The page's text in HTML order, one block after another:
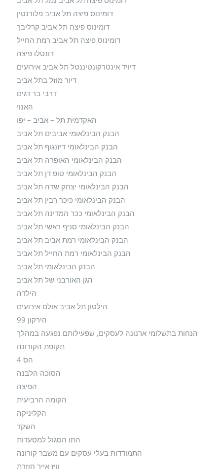
דומינוס פיצה תל אביב פלורנטין
דומינוס פיצה תל אביב קרליבך
דומינוס פיצה תל אביב רמת החייל
דונטלו פיצה
דיויד אינטרקונטיננטל תל אביב אירועים
דיור מוזל בתל אביב
דרבי בר דגים
האנוי
האקדמית תל – אביב – יפו
הבנק הבינלאומי אביבים תל אביב
הבנק הבינלאומי דיזנגוף תל אביב
הבנק הבינלאומי האופרה תל אביב
הבנק הבינלאומי טופ דן תל אביב
הבנק הבינלאומי יצחק שדה תל אביב
הבנק הבינלאומי כיכר רבין תל אביב
הבנק הבינלאומי ככר המדינה תל אביב
הבנק הבינלאומי סניף ראשי תל אביב
הבנק הבינלאומי רמת אביב תל אביב
הבנק הבינלאומי רמת החייל תל אביב
הבנק הבינלאומי תל אביב
הגן האורבני של תל אביב
הילדה
הילטון תל אביב אולם אירועים
הירקון 99
הנחות בתשלומי ארנונה לעסקים, שפעילותם נפגעה במהלך
תקופת הקורונה
הס 4
הסוכה הלבנה
הפיצה
הקומה הרביעית
הקליניקה
השקד
התו הסגול למסעדות
התמודדות בעלי עסקים עם משבר קורונה
וויז אייר חוזרת